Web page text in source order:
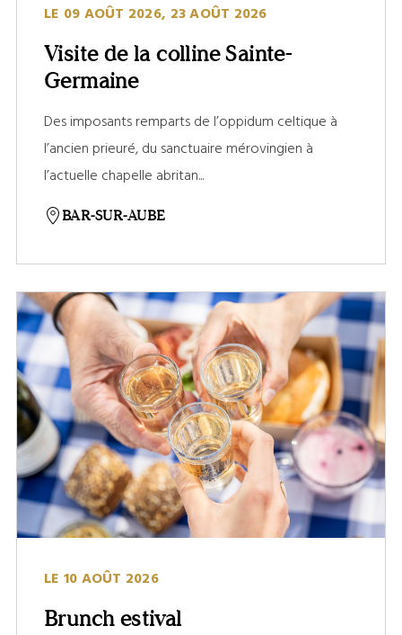
LE 09 AOÛT 2026, 23 AOÛT 2026
Visite de la colline Sainte-
Germaine
Des imposants remparts de l’oppidum celtique à
l’ancien prieuré, du sanctuaire mérovingien à
l’actuelle chapelle abritan...
BAR-SUR-AUBE
LE 10 AOÛT 2026
Brunch estival